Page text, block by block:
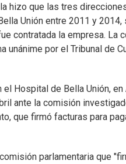
hizo que las tres
Unión entre 2011 y 2014,
contratada la empresa. La
unánime por el Tribunal de
Hospital de Bella Unión, en
ante la comisión
que firmó facturas para
parlamentaria que